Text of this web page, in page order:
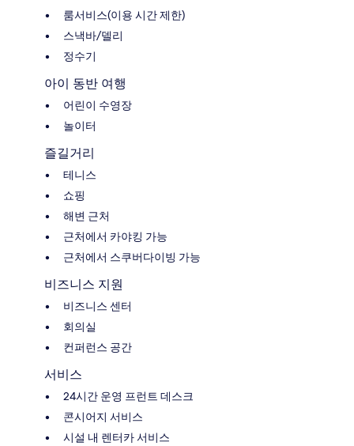
룸서비스(이용 시간 제한)
스낵바/델리
정수기
아이 동반 여행
어린이 수영장
놀이터
즐길거리
테니스
쇼핑
해변 근처
근처에서 카야킹 가능
근처에서 스쿠버다이빙 가능
비즈니스 지원
비즈니스 센터
회의실
컨퍼런스 공간
서비스
24시간 운영 프런트 데스크
콘시어지 서비스
시설 내 렌터카 서비스